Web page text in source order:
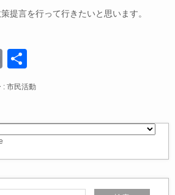
提言を行って行きたいと思います。
E
m
ail
有
: 市民活動